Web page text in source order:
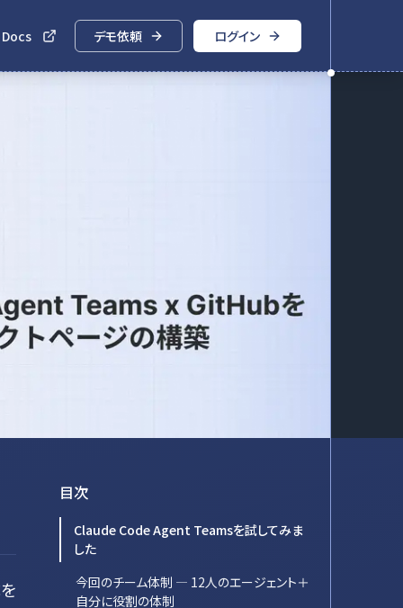
デモ依頼 ログイン
目次
Claude Code Agent Teamsを試してみま
した
今回のチーム体制 ― 12人のエージェント＋
自分に役割の体制